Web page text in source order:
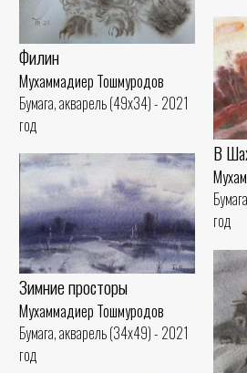
Филин
Мухаммадиер Тошмуродов
Бумага, акварель (49x34) - 2021
год
В
год
Зимние просторы
Мухаммадиер Тошмуродов
Бумага, акварель (34x49) - 2021
год